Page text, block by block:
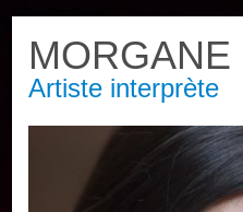
MORGANE
Artiste interprète